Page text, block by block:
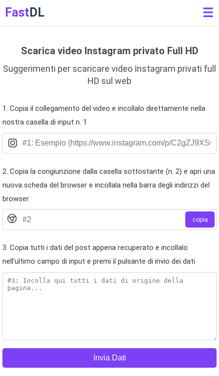
Fast DL ☰
Scarica video Instagram privato Full HD
Suggerimenti per scaricare video Instagram privati ​​full
HD sul web
1. Copia il collegamento del video e incollalo direttamente nella
nostra casella di input n. 1
2. Copia la congiunzione dalla casella sottostante (n. 2) e apri una
nuova scheda del browser e incollala nella barra degli indirizzi del
browser
copia
3. Copia tutti i dati del post appena recuperato e incollalo
nell'ultimo campo di input e premi il pulsante di invio dei dati
Invia Dati